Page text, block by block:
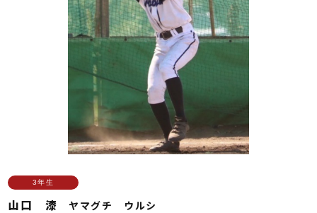
3年生
山口 漆 ヤマグチ ウルシ